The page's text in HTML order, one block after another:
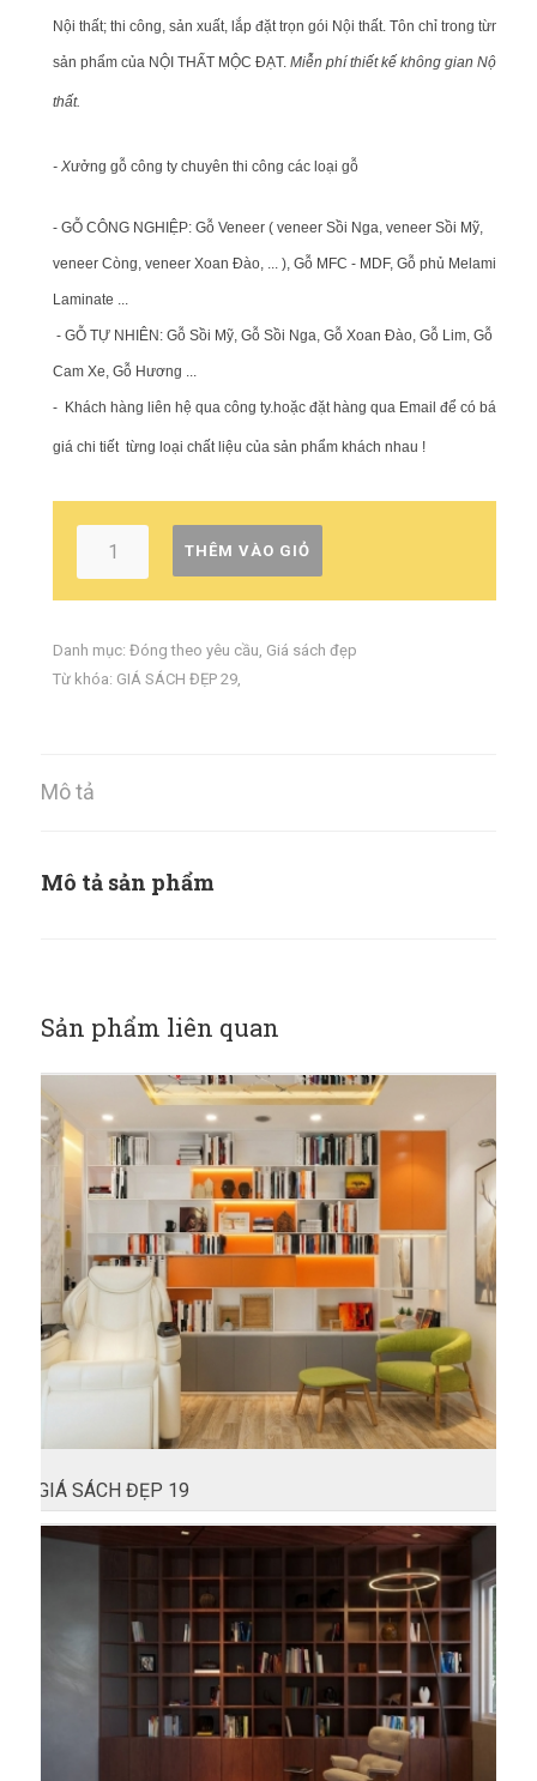
Nội thất; thi công, sản xuất, lắp đặt trọn gói Nội thất. Tôn chỉ trong từng
sản phẩm của NỘI THẤT MỘC ĐẠT. Miễn phí thiết kế không gian Nội
thất.
- Xưởng gỗ công ty chuyên thi công các loại gỗ
- GỖ CÔNG NGHIỆP: Gỗ Veneer ( veneer Sồi Nga, veneer Sồi Mỹ,
veneer Còng, veneer Xoan Đào, ... ), Gỗ MFC - MDF, Gỗ phủ Melamin,
Laminate ...
- GỖ TỰ NHIÊN: Gỗ Sồi Mỹ, Gỗ Sồi Nga, Gỗ Xoan Đào, Gỗ Lim, Gỗ
Cam Xe, Gỗ Hương ...
- Khách hàng liên hệ qua công ty.hoặc đặt hàng qua Email để có báo
giá chi tiết từng loại chất liệu của sản phẩm khách nhau !
THÊM VÀO GIỎ
Danh mục: Đóng theo yêu cầu, Giá sách đẹp
Từ khóa: GIÁ SÁCH ĐẸP 29,
Mô tả
Mô tả sản phẩm
Sản phẩm liên quan
GIÁ SÁCH ĐẸP 19